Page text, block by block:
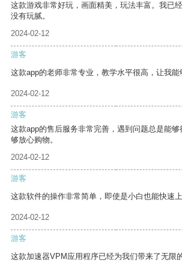
这款游戏非常好玩，画面精美，玩法丰富。我已
没有玩腻。
2024-02-12
游客
这款app的老师非常专业，教学水平很高，让我能
2024-02-12
游客
这款app的售后服务非常完善，遇到问题总是能
够放心购物。
2024-02-12
游客
这款软件的操作非常简单，即使是小白也能快速上
2024-02-12
游客
这款加速器VPM应用程序已经为我们带来了无限